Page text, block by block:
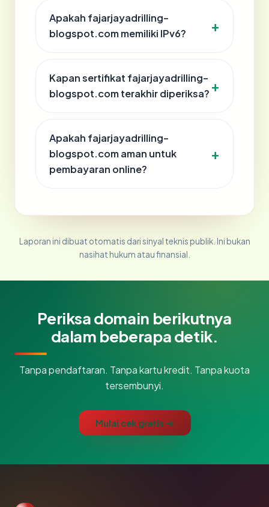
Apakah fajarjayadrilling-
blogspot.com memiliki IPv6?
Kapan sertifikat fajarjayadrilling-
blogspot.com terakhir diperiksa?
Apakah fajarjayadrilling-
blogspot.com aman untuk
pembayaran online?
Laporan ini dibuat otomatis dari sinyal teknis publik. Ini bukan
nasihat hukum atau finansial.
Periksa domain berikutnya
dalam beberapa detik.
Tanpa pendaftaran. Tanpa kartu kredit. Tanpa kuota
tersembunyi.
Mulai cek gratis →